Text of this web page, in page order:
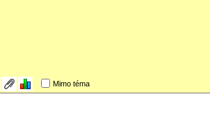
Mimo téma